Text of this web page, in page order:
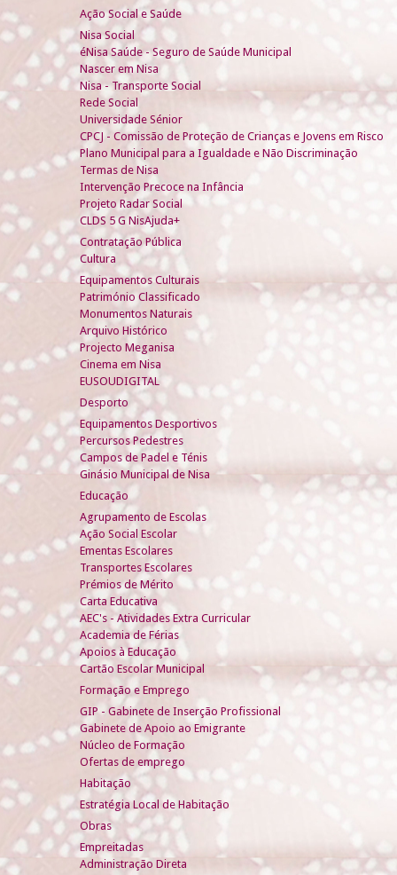
Ação Social e Saúde
Nisa Social
éNisa Saúde - Seguro de Saúde Municipal
Nascer em Nisa
Nisa - Transporte Social
Rede Social
Universidade Sénior
CPCJ - Comissão de Proteção de Crianças e Jovens em Risco
Plano Municipal para a Igualdade e Não Discriminação
Termas de Nisa
Intervenção Precoce na Infância
Projeto Radar Social
CLDS 5 G NisAjuda+
Contratação Pública
Cultura
Equipamentos Culturais
Património Classificado
Monumentos Naturais
Arquivo Histórico
Projecto Meganisa
Cinema em Nisa
EUSOUDIGITAL
Desporto
Equipamentos Desportivos
Percursos Pedestres
Campos de Padel e Ténis
Ginásio Municipal de Nisa
Educação
Agrupamento de Escolas
Ação Social Escolar
Ementas Escolares
Transportes Escolares
Prémios de Mérito
Carta Educativa
AEC's - Atividades Extra Curricular
Academia de Férias
Apoios à Educação
Cartão Escolar Municipal
Formação e Emprego
GIP - Gabinete de Inserção Profissional
Gabinete de Apoio ao Emigrante
Núcleo de Formação
Ofertas de emprego
Habitação
Estratégia Local de Habitação
Obras
Empreitadas
Administração Direta